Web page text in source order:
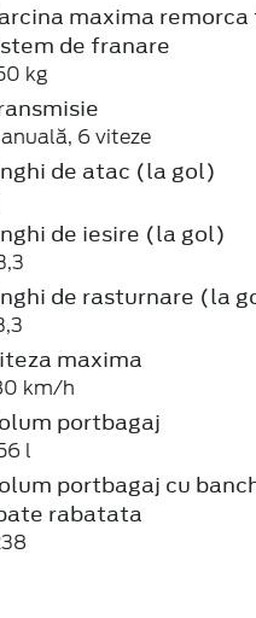
maxima remorca
de franare
kg
6 viteze
de atac (la gol)
de iesire (la gol)
de rasturnare (la
maxima
km/h
portbagaj
l
portbagaj cu
rabatata